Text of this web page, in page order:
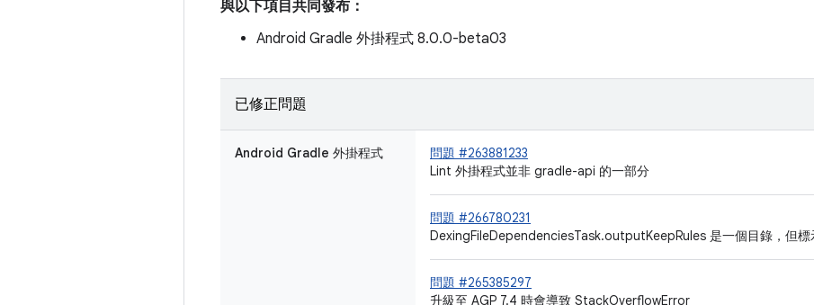
與以下項目共同發布：
Android Gradle 外掛程式 8.0.0-beta03
已修正問題
Android Gradle 外掛程式
問題 #263881233
Lint 外掛程式並非 gradle-api 的一部分
問題 #266780231
DexingFileDependenciesTask.outputKeepRules 是一個目錄，但
問題 #265385297
升級至 AGP 7.4 時會導致 StackOverflowError